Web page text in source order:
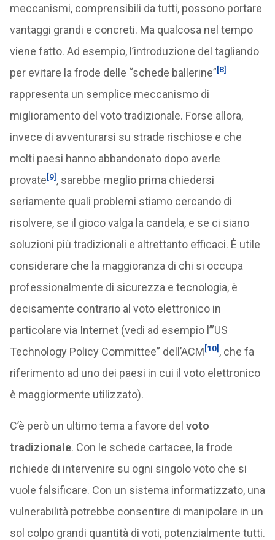
meccanismi, comprensibili da tutti, possono portare
vantaggi grandi e concreti. Ma qualcosa nel tempo
viene fatto. Ad esempio, l’introduzione del tagliando
per evitare la frode delle “schede ballerine”[8]
rappresenta un semplice meccanismo di
miglioramento del voto tradizionale. Forse allora,
invece di avventurarsi su strade rischiose e che
molti paesi hanno abbandonato dopo averle
provate[9] , sarebbe meglio prima chiedersi
seriamente quali problemi stiamo cercando di
risolvere, se il gioco valga la candela, e se ci siano
soluzioni più tradizionali e altrettanto efficaci. È utile
considerare che la maggioranza di chi si occupa
professionalmente di sicurezza e tecnologia, è
decisamente contrario al voto elettronico in
particolare via Internet (vedi ad esempio l’”US
Technology Policy Committee” dell’ACM[10] , che fa
riferimento ad uno dei paesi in cui il voto elettronico
è maggiormente utilizzato).
C’è però un ultimo tema a favore del voto
tradizionale. Con le schede cartacee, la frode
richiede di intervenire su ogni singolo voto che si
vuole falsificare. Con un sistema informatizzato, una
vulnerabilità potrebbe consentire di manipolare in un
sol colpo grandi quantità di voti, potenzialmente tutti.